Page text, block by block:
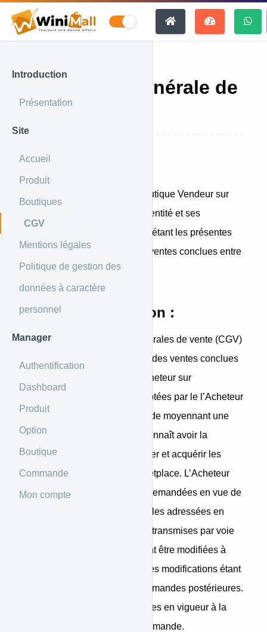
Introduction
Présentation
Site
Accueil
Produit
Boutiques
CGV
Mentions légales
Politique de gestion des
données à caractère
personnel
Manager
Authentification
Dashboard
Produit
Option
Boutique
Commande
Mon compte
Condition générale de
vente
Boutique Vendeur
Le Vendeur dispose d’une Boutique Vendeur sur
laquelle sont détaillées son identité et ses
conditions particulières, complétant les présentes
CGV applicables à toutes les ventes conclues entre
un Vendeur et un Acheteur.
Champ d’application :
Les présentes conditions générales de vente (CGV)
sont applicables à l’ensemble des ventes conclues
par le Vendeur auprès de l’Acheteur sur
winimall.com. Elles sont acceptées par le l’Acheteur
lors du processus de commande moyennant une
case à cocher. L’Acheteur reconnaît avoir la
capacité requise pour contracter et acquérir les
produits proposés sur la Marketplace. L’Acheteur
accepte que les informations demandées en vue de
la conclusion du contrat ou celles adressées en
cours de son exécution soient transmises par voie
électronique. Les CGV peuvent être modifiées à
tout moment et sans préavis, les modifications étant
alors applicables à toutes commandes postérieures.
Les CGV applicables sont celles en vigueur à la
date de la passation de la commande.